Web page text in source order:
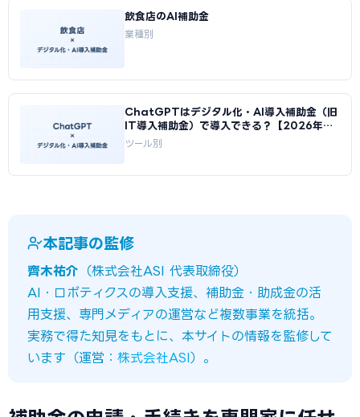
飲食店のAI補助金
業種別
ChatGPTはデジタル化・AI導入補助金（旧
IT導入補助金）で導入できる？【2026年
版】
ツール別
本記事の監修
齊木祐介 （株式会社ASI 代表取締役）
AI・ロボティクスの導入支援、補助金・助成金の活
用支援、専門メディアの運営など複数事業を統括。
実務で得た知見をもとに、本サイトの情報を監修して
います（運営： 株式会社ASI）。